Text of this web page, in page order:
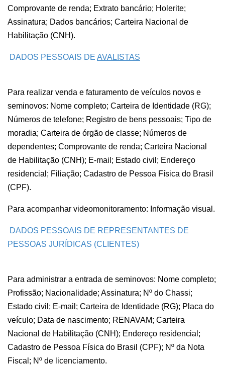
Comprovante de renda; Extrato bancário; Holerite;
Assinatura; Dados bancários; Carteira Nacional de
Habilitação (CNH).
DADOS PESSOAIS DE AVALISTAS
Para realizar venda e faturamento de veículos novos e
seminovos: Nome completo; Carteira de Identidade (RG);
Números de telefone; Registro de bens pessoais; Tipo de
moradia; Carteira de órgão de classe; Números de
dependentes; Comprovante de renda; Carteira Nacional
de Habilitação (CNH); E-mail; Estado civil; Endereço
residencial; Filiação; Cadastro de Pessoa Física do Brasil
(CPF).
Para acompanhar videomonitoramento: Informação visual.
DADOS PESSOAIS DE REPRESENTANTES DE
PESSOAS JURÍDICAS (CLIENTES)
Para administrar a entrada de seminovos: Nome completo;
Profissão; Nacionalidade; Assinatura; Nº do Chassi;
Estado civil; E-mail; Carteira de Identidade (RG); Placa do
veículo; Data de nascimento; RENAVAM; Carteira
Nacional de Habilitação (CNH); Endereço residencial;
Cadastro de Pessoa Física do Brasil (CPF); Nº da Nota
Fiscal; Nº de licenciamento.